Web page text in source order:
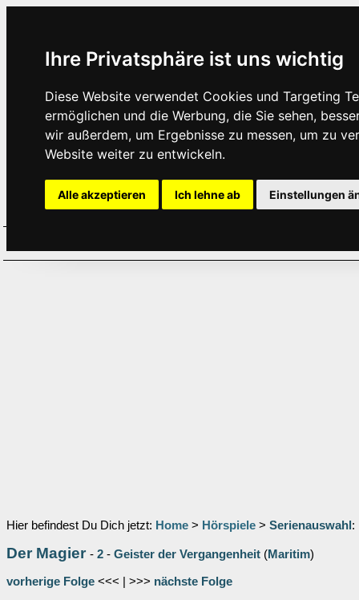
Ihre Privatsphäre ist uns wichtig
Diese Website verwendet Cookies und Targeting
ermöglichen und die Werbung, die Sie sehen,
wir außerdem, um Ergebnisse zu messen, um zu
Website weiter zu entwickeln.
Alle akzeptieren Ich lehne ab Einstellungen
Hier befindest Du Dich jetzt: Home > Hörspiele > Serienauswahl :
Der Magier - 2 - Geister der Vergangenheit (Maritim)
vorherige Folge <<< | >>> nächste Folge